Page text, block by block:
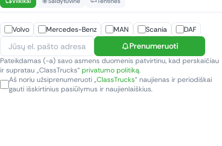
Volvo Mercedes-Benz MAN Scania DAF
Prenumeruoti
Pateikdamas (-a) savo asmens duomenis patvirtinu, kad perskaičiau
ir supratau „ClassTrucks“ privatumo politiką.
Aš noriu užsiprenumeruoti „ClassTrucks“ naujienas ir periodiškai
gauti išskirtinius pasiūlymus ir naujienlaiškius.